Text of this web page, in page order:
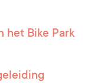
het Bike Park